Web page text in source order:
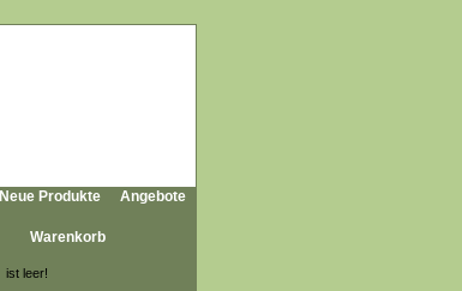
Neue Produkte Angebote
Warenkorb
ist leer!